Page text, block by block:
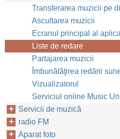
Transferarea muzicii pe
Ascultarea muzicii
Ecranul principal al
Liste de redare
Partajarea muzicii
Îmbunătăţirea redării
Vizualizatorul
Serviciul online Music
Servicii de muzică
radio FM
Aparat foto